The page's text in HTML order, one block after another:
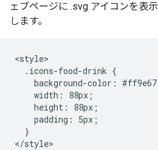
ェブページに .svg アイコンを表
します。
<style>
  .icons-food-drink {
background-color:
    width: 88px;
    height: 88px;
    padding: 5px;
  }
</style>